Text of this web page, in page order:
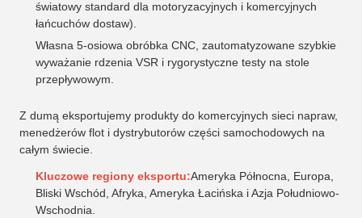
światowy standard dla motoryzacyjnych i komercyjnych
łańcuchów dostaw).
Własna 5-osiowa obróbka CNC, zautomatyzowane szybkie
wyważanie rdzenia VSR i rygorystyczne testy na stole
przepływowym.
Z dumą eksportujemy produkty do komercyjnych sieci napraw,
menedżerów flot i dystrybutorów części samochodowych na
całym świecie.
Kluczowe regiony eksportu:Ameryka Północna, Europa,
Bliski Wschód, Afryka, Ameryka Łacińska i Azja Południowo-
Wschodnia.